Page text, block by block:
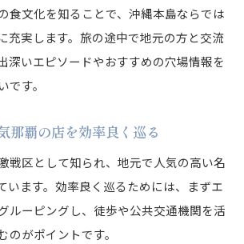
食文化を知ることで、沖縄本島ならでは
充実します。旅の途中で地元の方と交流
深いエピソードやおすすめの穴場情報を
す。
那覇の店を効率良く巡る
戦区として知られ、地元で人気の高い名
います。効率良く巡るためには、まずエ
ルーピングし、徒歩や公共交通機関を活
のがポイントです。